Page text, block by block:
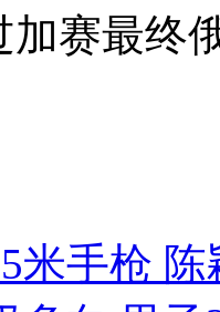
加赛最终
米手枪